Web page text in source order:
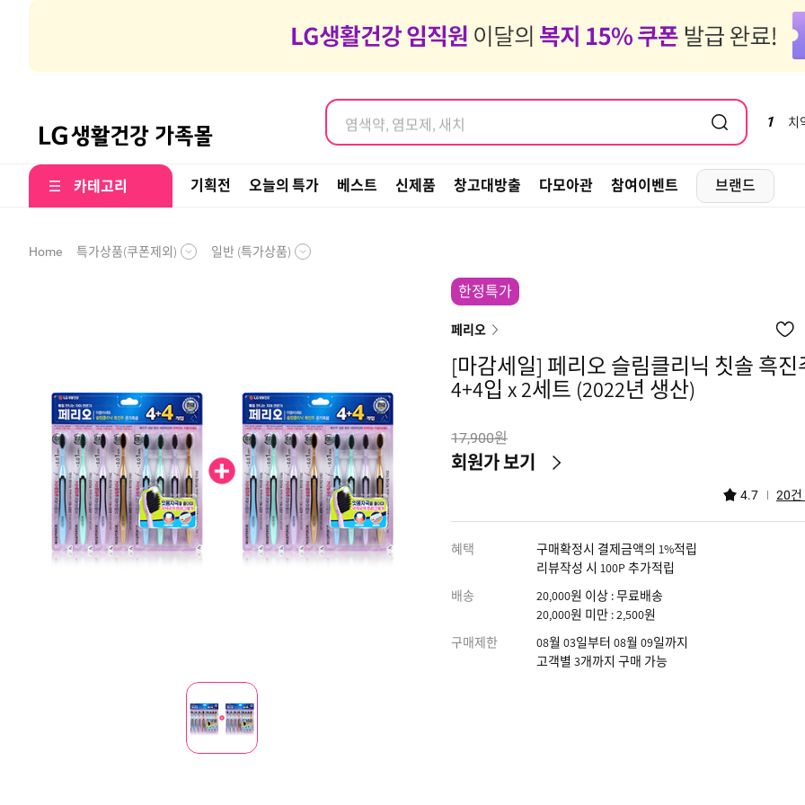
염색약, 염모제, 새치
염색약, 염모제, 새치 1 치
카테고리 기획전 오늘의 특가 베스트 신제품 창고대방출 다모아관 참여이벤트 브랜드
Home 특가상품(쿠폰제외) 일반 (특가상품)
한정특가
페리오
[마감세일] 페리오 슬림클리닉 칫솔 흑진
4+4입 x 2세트 (2022년 생산)
17,900원
회원가 보기
4.7 20
혜택
구매확정시 결제금액의 1%적립
리뷰작성 시 100P 추가적립
배송
20,000원 이상 : 무료배송
20,000원 미만 : 2,500원
구매제한
08월 03일부터 08월 09일까지
고객별 3개까지 구매 가능